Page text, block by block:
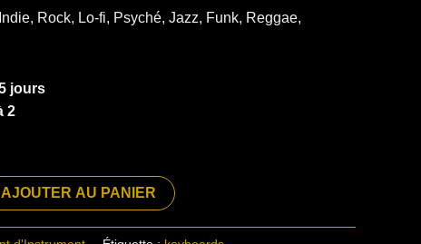
Rock, Lo-fi, Psyché, Jazz, Funk, Reggae,
jours
2
AJOUTER AU PANIER